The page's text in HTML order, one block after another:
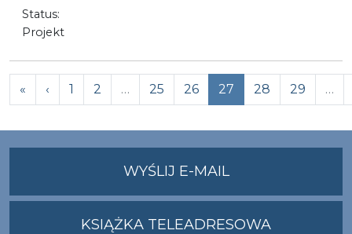
Status:
Projekt
« Previous
‹ 1 2 … 25 26 27 28 29 …
WYŚLIJ E-MAILNA
ADRES
KSIĄŻKA TELEADRESOWA